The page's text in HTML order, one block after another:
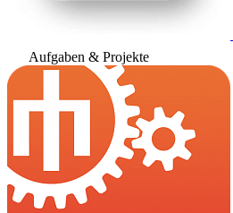
Aufgaben & Projekte